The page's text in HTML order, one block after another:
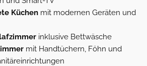
Küchen mit modernen Geräten und
inklusive Bettwäsche
mit Handtüchern, Föhn und